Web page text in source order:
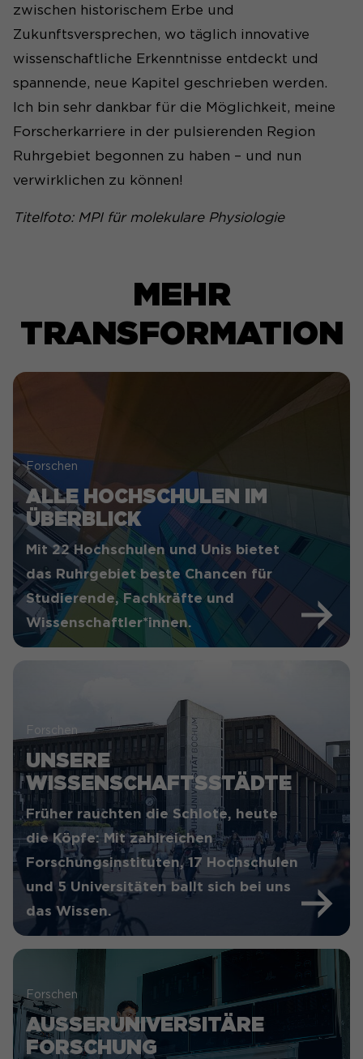
zwischen historischem Erbe und
Zukunftsversprechen, wo täglich innovative
wissenschaftliche Erkenntnisse entdeckt und
spannende, neue Kapitel geschrieben werden.
Ich bin sehr dankbar für die Möglichkeit, meine
Forscherkarriere in der pulsierenden Region
Ruhrgebiet begonnen zu haben – und nun
verwirklichen zu können!
Titelfoto: MPI für molekulare Physiologie
MEHR
TRANSFORMATION
Forschen
ALLE HOCHSCHULEN IM
ÜBERBLICK
Mit 22 Hochschulen und Unis bietet
das Ruhrgebiet beste Chancen für
Studierende, Fachkräfte und
Wissenschaftler*innen.
Forschen
UNSERE
WISSENSCHAFTSSTÄDTE
Früher rauchten die Schlote, heute
die Köpfe: Mit zahlreichen
Forschungsinstituten, 17 Hochschulen
und 5 Universitäten ballt sich bei uns
das Wissen.
Forschen
AUSSERUNIVERSITÄRE F
ORSCHUNG